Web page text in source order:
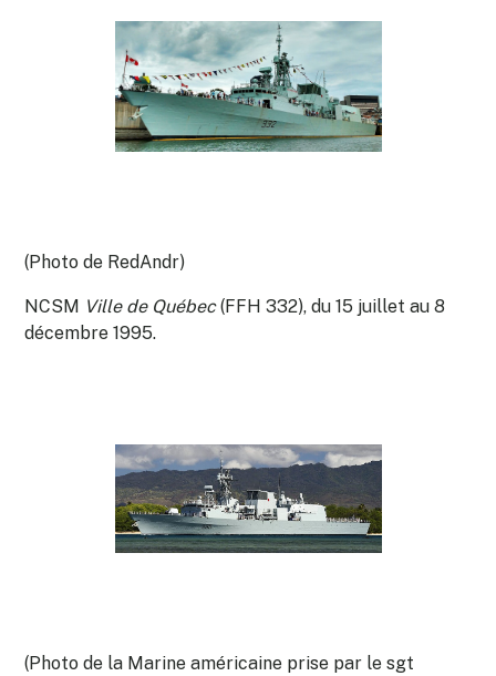
(Photo de RedAndr)
NCSM Ville de Québec(FFH 332), du 15 juillet au 8
décembre 1995.
(Photo de la Marine américaine prise par le sgt